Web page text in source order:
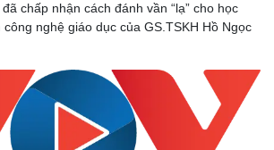
chấp nhận cách đánh vần “lạ” cho học
nghệ giáo dục của GS.TSKH Hồ Ngọc